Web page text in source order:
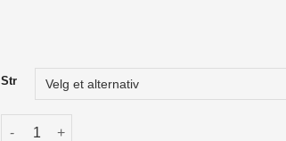
Str
Bontrager Girona RSL GR TLR Dekk antall